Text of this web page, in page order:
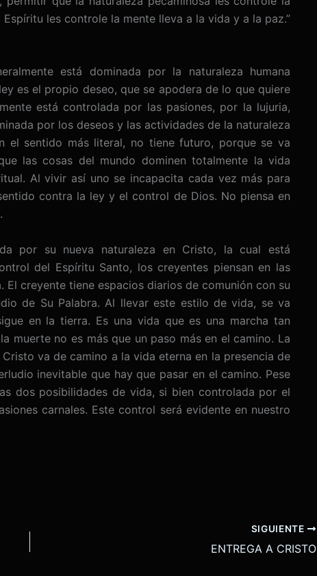
les controle la mente lleva a la vida y a la paz.”
está dominada por la naturaleza humana
es el propio deseo, que se apodera de lo que quiere
está controlada por las pasiones, por la lujuria,
por los deseos y las actividades de la naturaleza
el sentido más literal, no tiene futuro, porque se va
las cosas del mundo dominen totalmente la vida
Al vivir así uno se incapacita cada vez más para
contra la ley y el control de Dios. No piensa en
por su nueva naturaleza en Cristo, la cual está
del Espíritu Santo, los creyentes piensan en las
creyente tiene espacios diarios de comunión con su
de Su Palabra. Al llevar este estilo de vida, se va
en la tierra. Es una vida que es una marcha tan
muerte no es más que un paso más en el camino. La
va de camino a la vida eterna en la presencia de
inevitable que hay que pasar en el camino. Pese
dos posibilidades de vida, si bien controlada por el
carnales. Este control será evidente en nuestro
SIGUIENTE
ENTREGA A CRISTO